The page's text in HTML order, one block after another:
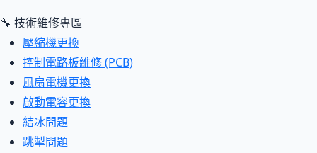
🔧 技術維修專區
壓縮機更換
控制電路板維修 (PCB)
風扇電機更換
啟動電容更換
結冰問題
跳掣問題